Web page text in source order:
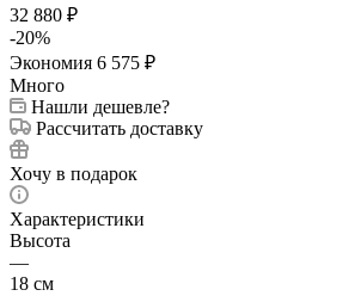
32 880 ₽
-20%
Экономия 6 575 ₽
Много
Нашли дешевле?
Рассчитать доставку
Хочу в подарок
Характеристики
Высота
—
18 см